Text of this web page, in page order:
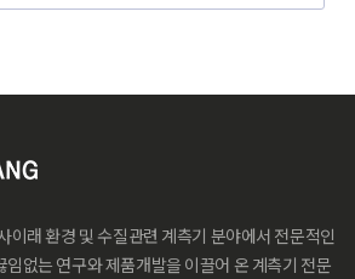
래 환경 및 수질관련 계측기 분야에서 전문적인
없는 연구와 제품개발을 이끌어 온 계측기 전문